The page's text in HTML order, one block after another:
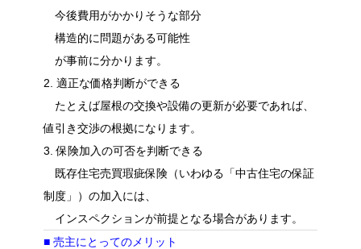
今後費用がかかりそうな部分
構造的に問題がある可能性
が事前に分かります。
2. 適正な価格判断ができる
たとえば屋根の交換や設備の更新が必要であれば、
値引き交渉の根拠になります。
3. 保険加入の可否を判断できる
既存住宅売買瑕疵保険（いわゆる「中古住宅の保証
制度」）の加入には、
インスペクションが前提となる場合があります。
■ 売主にとってのメリット